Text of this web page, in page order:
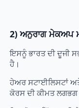
2) ਅਨੁਰਾਗ ਮੇਕਅਪ
ਇਸਨੂੰ ਭਾਰਤ ਦੀ ਦੂਜੀ
ਹੈ।
ਹੇਅਰ ਸਟਾਈਲਿਸਟਾਂ
ਕੋਰਸ ਦੀ ਕੀਮਤ ਲਗਭਗ